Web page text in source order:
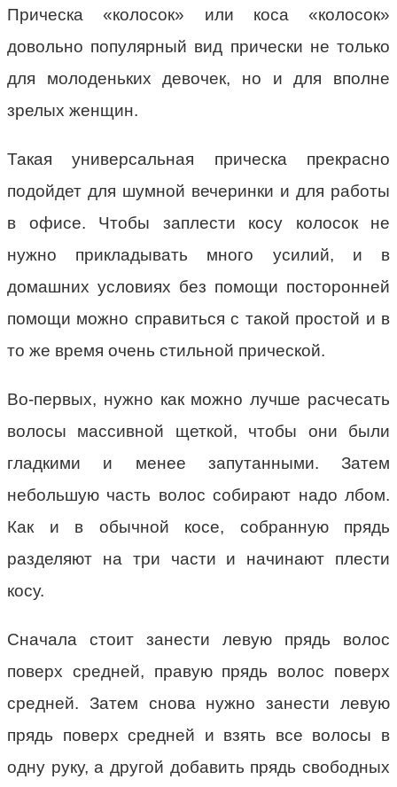
Прическа «колосок» или коса «колосок»
довольно популярный вид прически не только
для молоденьких девочек, но и для вполне
зрелых женщин.
Такая универсальная прическа прекрасно
подойдет для шумной вечеринки и для работы
в офисе. Чтобы заплести косу колосок не
нужно прикладывать много усилий, и в
домашних условиях без помощи посторонней
помощи можно справиться с такой простой и в
то же время очень стильной прической.
Во-первых, нужно как можно лучше расчесать
волосы массивной щеткой, чтобы они были
гладкими и менее запутанными. Затем
небольшую часть волос собирают надо лбом.
Как и в обычной косе, собранную прядь
разделяют на три части и начинают плести
косу.
Сначала стоит занести левую прядь волос
поверх средней, правую прядь волос поверх
средней. Затем снова нужно занести левую
прядь поверх средней и взять все волосы в
одну руку, а другой добавить прядь свободных